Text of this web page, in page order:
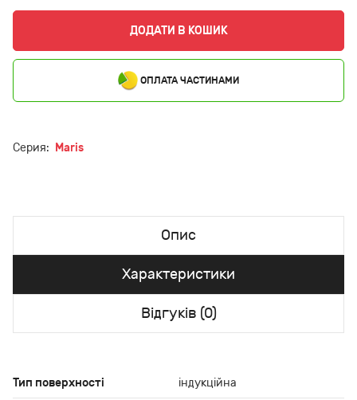
ДОДАТИ В КОШИК
ОПЛАТА ЧАСТИНАМИ
Серия: Maris
Опис
Характеристики
Відгуків (0)
Тип поверхності індукційна